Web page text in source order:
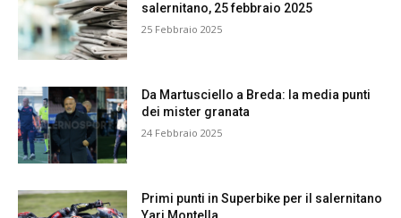
salernitano, 25 febbraio 2025
25 Febbraio 2025
Da Martusciello a Breda: la media punti
dei mister granata
24 Febbraio 2025
Primi punti in Superbike per il salernitano
Yari Montella